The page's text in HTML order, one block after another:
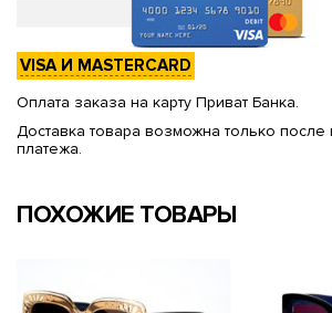
VISA И MASTERCARD
Оплата заказа на карту Приват Банка.
Доставка товара возможна только после
платежа.
ПОХОЖИЕ ТОВАРЫ